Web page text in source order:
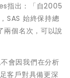
指出：「自2005
SAS 始終保持總
兩個名次，可以說
會因我們在分析
客戶對具備更深